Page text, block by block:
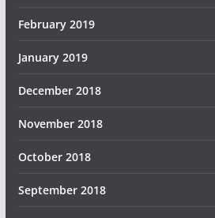
February 2019
January 2019
December 2018
November 2018
October 2018
September 2018